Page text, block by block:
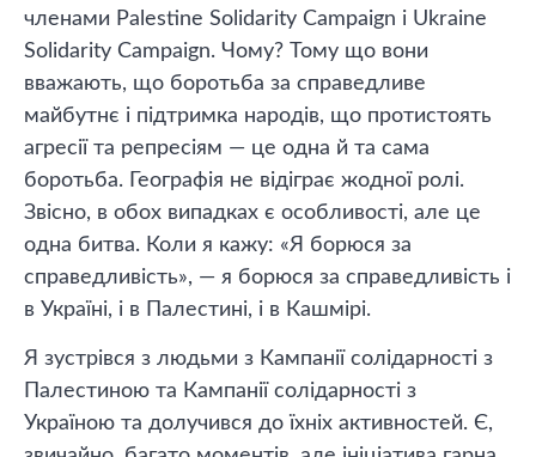
членами Palestine Solidarity Campaign і Ukraine
Solidarity Campaign. Чому? Тому що вони
вважають, що боротьба за справедливе
майбутнє і підтримка народів, що протистоять
агресії та репресіям — це одна й та сама
боротьба. Географія не відіграє жодної ролі.
Звісно, ​​в обох випадках є особливості, але це
одна битва. Коли я кажу: «Я борюся за
справедливість», — я борюся за справедливість і
в Україні, і в Палестині, і в Кашмірі.
Я зустрівся з людьми з Кампанії солідарності з
Палестиною та Кампанії солідарності з
Україною та долучився до їхніх активностей. Є,